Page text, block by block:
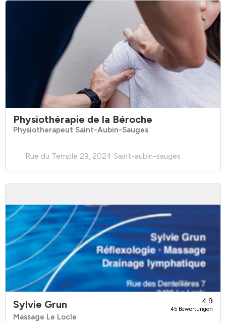
Physiothérapie de la Béroche
Physiotherapeut Saint-Aubin-Sauges
Rue du Temple 29, 2024 Saint-aubin-sauges
Sylvie Grun 4.9
45 Bewertungen
Massage Le Locle